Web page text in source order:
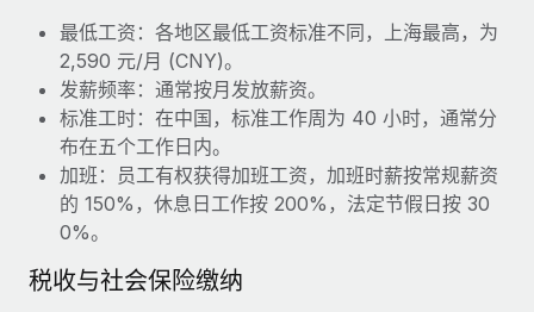
设备管理
在全球范围内配置和跟踪 IT 设备
实体设立
快速建立合规实体
人员调配与搬迁
轻松搬迁员工
福利
Why owned entities are key to maintaining
EOR compliance
As the global workforce continues to expand in response
to the demands of today’s labor market, the...
了解更多
What a Workday global payroll implementation
最低工资：各地区最低工资标准不同，上海最高，为
2,590 元/月 (CNY)。
发薪频率：通常按月发放薪资。
标准工时：在中国，标准工作周为 40 小时，通常分
布在五个工作日内。
加班：员工有权获得加班工资，加班时薪按常规薪资
的 150%，休息日工作按 200%，法定节假日按 30
0%。
税收与社会保险缴纳